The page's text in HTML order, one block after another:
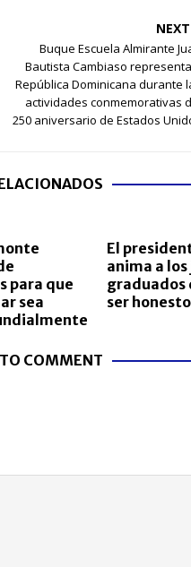
NEXT
Buque Escuela Almirante
Bautista Cambiaso
República Dominicana durante
actividades conmemorativas
250 aniversario de Estados
para que
sea
El
anima a
graduados
ser
COMMENT